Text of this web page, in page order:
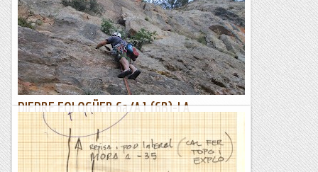
DIEDRE FOLOGÜER 6a/A1 (6B)-LA
CARBONERA -CAMARASA
Avui estic una mica empudegat.....Ara es veu que no en han
tingut prou de trinxar lo congost de Montrebei i no se’ls acut